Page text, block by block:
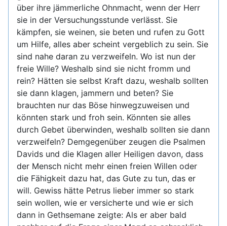
über ihre jämmerliche Ohnmacht, wenn der Herr
sie in der Versuchungsstunde verlässt. Sie
kämpfen, sie weinen, sie beten und rufen zu Gott
um Hilfe, alles aber scheint vergeblich zu sein. Sie
sind nahe daran zu verzweifeln. Wo ist nun der
freie Wille? Weshalb sind sie nicht fromm und
rein? Hätten sie selbst Kraft dazu, weshalb sollten
sie dann klagen, jammern und beten? Sie
brauchten nur das Böse hinwegzuweisen und
könnten stark und froh sein. Könnten sie alles
durch Gebet überwinden, weshalb sollten sie dann
verzweifeln? Demgegenüber zeugen die Psalmen
Davids und die Klagen aller Heiligen davon, dass
der Mensch nicht mehr einen freien Willen oder
die Fähigkeit dazu hat, das Gute zu tun, das er
will. Gewiss hätte Petrus lieber immer so stark
sein wollen, wie er versicherte und wie er sich
dann in Gethsemane zeigte: Als er aber bald